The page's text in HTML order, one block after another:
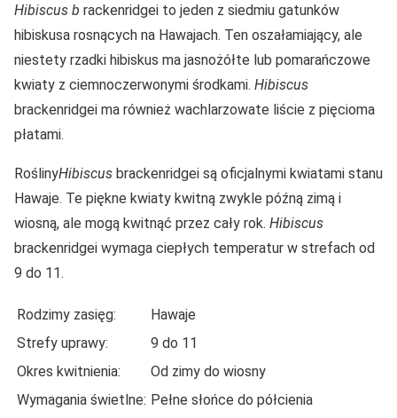
Hibiscus b rackenridgei to jeden z siedmiu gatunków
hibiskusa rosnących na Hawajach. Ten oszałamiający, ale
niestety rzadki hibiskus ma jasnożółte lub pomarańczowe
kwiaty z ciemnoczerwonymi środkami. Hibiscus
brackenridgei ma również wachlarzowate liście z pięcioma
płatami.
RoślinyHibiscus brackenridgei są oficjalnymi kwiatami stanu
Hawaje. Te piękne kwiaty kwitną zwykle późną zimą i
wiosną, ale mogą kwitnąć przez cały rok. Hibiscus
brackenridgei wymaga ciepłych temperatur w strefach od
9 do 11.
Rodzimy zasięg:
Hawaje
Strefy uprawy:
9 do 11
Okres kwitnienia:
Od zimy do wiosny
Wymagania świetlne: Pełne słońce do półcienia